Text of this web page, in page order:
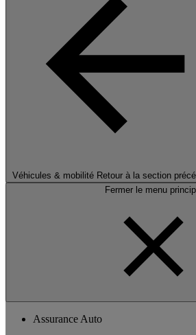
Véhicules & mobilité Retour à la section
Fermer le menu
Assurance Auto